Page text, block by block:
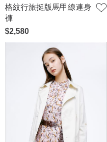
格紋行旅挺版馬甲線連身
褲
$2,580